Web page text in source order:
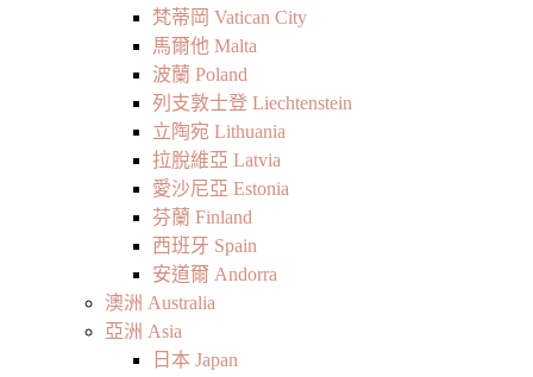
梵蒂岡 Vatican City
馬爾他 Malta
波蘭 Poland
列支敦士登 Liechtenstein
立陶宛 Lithuania
拉脫維亞 Latvia
愛沙尼亞 Estonia
芬蘭 Finland
西班牙 Spain
安道爾 Andorra
澳洲 Australia
亞洲 Asia
日本 Japan